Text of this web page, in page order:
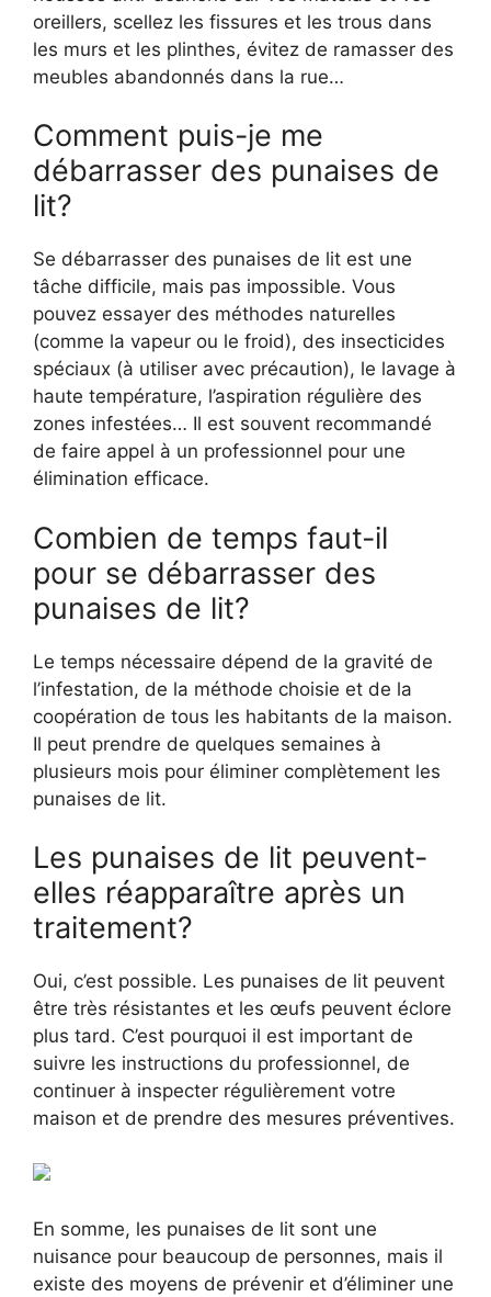
oreillers, scellez les fissures et les trous dans
les murs et les plinthes, évitez de ramasser des
meubles abandonnés dans la rue…
Comment puis-je me
débarrasser des punaises de
lit?
Se débarrasser des punaises de lit est une
tâche difficile, mais pas impossible. Vous
pouvez essayer des méthodes naturelles
(comme la vapeur ou le froid), des insecticides
spéciaux (à utiliser avec précaution), le lavage à
haute température, l’aspiration régulière des
zones infestées… Il est souvent recommandé
de faire appel à un professionnel pour une
élimination efficace.
Combien de temps faut-il
pour se débarrasser des
punaises de lit?
Le temps nécessaire dépend de la gravité de
l’infestation, de la méthode choisie et de la
coopération de tous les habitants de la maison.
Il peut prendre de quelques semaines à
plusieurs mois pour éliminer complètement les
punaises de lit.
Les punaises de lit peuvent-
elles réapparaître après un
traitement?
Oui, c’est possible. Les punaises de lit peuvent
être très résistantes et les œufs peuvent éclore
plus tard. C’est pourquoi il est important de
suivre les instructions du professionnel, de
continuer à inspecter régulièrement votre
maison et de prendre des mesures préventives.
En somme, les punaises de lit sont une
nuisance pour beaucoup de personnes, mais il
existe des moyens de prévenir et d’éliminer une